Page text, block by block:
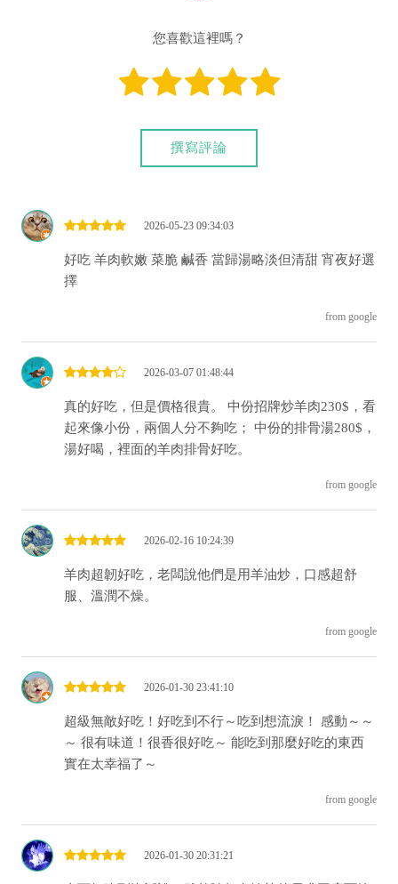
您喜歡這裡嗎？
撰寫評論
2026-05-23 09:34:03
好吃 羊肉軟嫩 菜脆 鹹香 當歸湯略淡但清甜 宵夜好選
擇
from google
2026-03-07 01:48:44
真的好吃，但是價格很貴。 中份招牌炒羊肉230$，看
起來像小份，兩個人分不夠吃； 中份的排骨湯280$，
湯好喝，裡面的羊肉排骨好吃。
from google
2026-02-16 10:24:39
羊肉超韌好吃，老闆說他們是用羊油炒，口感超舒
服、溫潤不燥。
from google
2026-01-30 23:41:10
超級無敵好吃！好吃到不行～吃到想流淚！ 感動～～
～ 很有味道！很香很好吃～ 能吃到那麼好吃的東西
實在太幸福了～
from google
2026-01-30 20:31:21